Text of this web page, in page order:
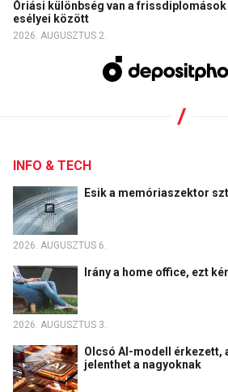
Óriási különbség van a
esélyei között
2026. AUGUSZTUS 2.
INFO & TECH
Esik a memóriaszektor
2026. AUGUSZTUS 6.
Irány a home office, ezt
2026. AUGUSZTUS 3.
Olcsó AI-modell érkezett,
jelenthet a nagyoknak